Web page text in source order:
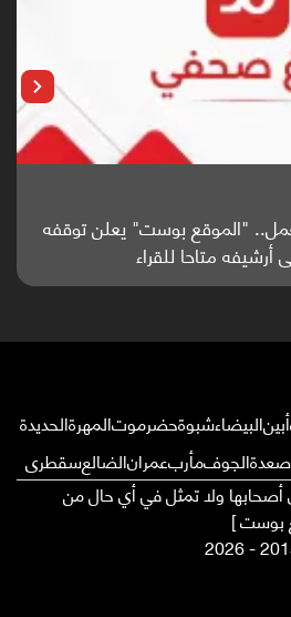
سباق أبحاث ألزهايمر بدراسة
أبينالبيضاءشبوةحضرموتالمهرةالحديدة
صعدةالجوفمأربعمرانالضالعسقطرى
أصحابها ولا تمثل في أي حال من
بوست ]